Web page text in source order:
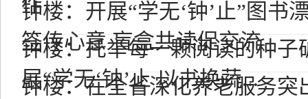
钟楼：开展“学无‘钟’止”图书
签传心意 盲盒共读促交流
钟楼：托举每一颗阅读的种
展“学无‘钟’止 以书换蔬...
钟楼：在全省深化养老服务突